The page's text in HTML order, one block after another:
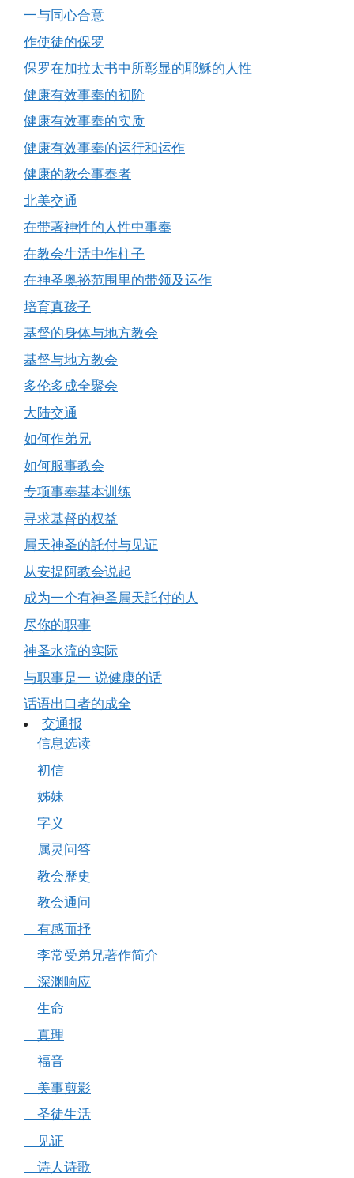
一与同心合意
作使徒的保罗
保罗在加拉太书中所彰显的耶穌的人性
健康有效事奉的初阶
健康有效事奉的实质
健康有效事奉的运行和运作
健康的教会事奉者
北美交通
在带著神性的人性中事奉
在教会生活中作柱子
在神圣奥祕范围里的带领及运作
培育真孩子
基督的身体与地方教会
基督与地方教会
多伦多成全聚会
大陆交通
如何作弟兄
如何服事教会
专项事奉基本训练
寻求基督的权益
属天神圣的託付与见证
从安提阿教会说起
成为一个有神圣属天託付的人
尽你的职事
神圣水流的实际
与职事是一 说健康的话
话语出口者的成全
交通报
信息选读
初信
姊妹
字义
属灵问答
教会歷史
教会通问
有感而抒
李常受弟兄著作简介
深渊响应
生命
真理
福音
美事剪影
圣徒生活
见证
诗人诗歌